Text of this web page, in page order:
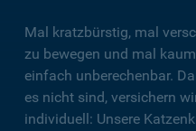
Mal kratzbürstig, mal
zu bewegen und mal
einfach unberechenbar.
es nicht sind, versichern
individuell: Unsere